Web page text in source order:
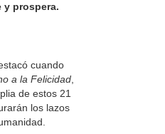
y prospera.
cuando
a la Felicidad
de estos 21
los lazos